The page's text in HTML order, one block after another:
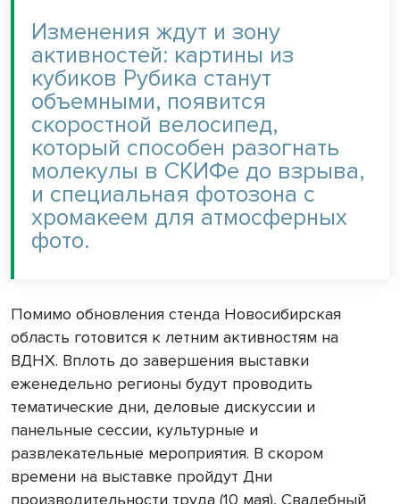
Изменения ждут и зону
активностей: картины из
кубиков Рубика станут
объемными, появится
скоростной велосипед,
который способен разогнать
молекулы в СКИФе до взрыва,
и специальная фотозона с
хромакеем для атмосферных
фото.
Помимо обновления стенда Новосибирская
область готовится к летним активностям на
ВДНХ. Вплоть до завершения выставки
еженедельно регионы будут проводить
тематические дни, деловые дискуссии и
панельные сессии, культурные и
развлекательные мероприятия. В скором
времени на выставке пройдут Дни
производительности труда (10 мая), Свадебный